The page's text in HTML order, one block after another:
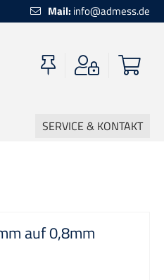
Mail: info@admess.de
SERVICE & KONTAKT
auf 0,8mm